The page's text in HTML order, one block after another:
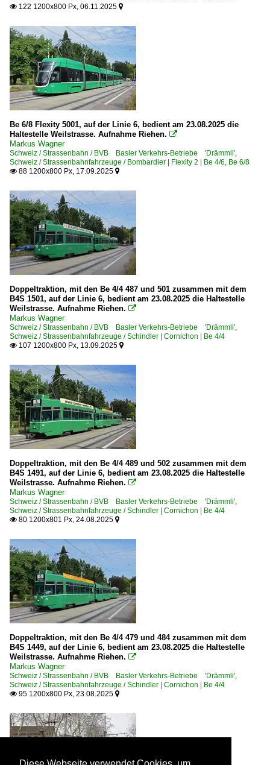
 122 1200x800 Px, 06.11.2025 
Be 6/8 Flexity 5001, auf der Linie 6, bedient am 23.08.2025 die
Haltestelle Weilstrasse. Aufnahme Riehen. 
Markus Wagner
Schweiz / Strassenbahn / BVB Basler Verkehrs-Betriebe 'Drämmli',
Schweiz / Strassenbahnfahrzeuge / Bombardier | Flexity 2 | Be 4/6, Be 6/8
 88 1200x800 Px, 17.09.2025 
Doppeltraktion, mit den Be 4/4 487 und 501 zusammen mit dem
B4S 1501, auf der Linie 6, bedient am 23.08.2025 die Haltestelle
Weilstrasse. Aufnahme Riehen. 
Markus Wagner
Schweiz / Strassenbahn / BVB Basler Verkehrs-Betriebe 'Drämmli',
Schweiz / Strassenbahnfahrzeuge / Schindler | Cornichon | Be 4/4
 107 1200x800 Px, 13.09.2025 
Doppeltraktion, mit den Be 4/4 489 und 502 zusammen mit dem
B4S 1491, auf der Linie 6, bedient am 23.08.2025 die Haltestelle
Weilstrasse. Aufnahme Riehen. 
Markus Wagner
Schweiz / Strassenbahn / BVB Basler Verkehrs-Betriebe 'Drämmli',
Schweiz / Strassenbahnfahrzeuge / Schindler | Cornichon | Be 4/4
 80 1200x801 Px, 24.08.2025 
Doppeltraktion, mit den Be 4/4 479 und 484 zusammen mit dem
B4S 1449, auf der Linie 6, bedient am 23.08.2025 die Haltestelle
Weilstrasse. Aufnahme Riehen. 
Markus Wagner
Schweiz / Strassenbahn / BVB Basler Verkehrs-Betriebe 'Drämmli',
Schweiz / Strassenbahnfahrzeuge / Schindler | Cornichon | Be 4/4
 95 1200x800 Px, 23.08.2025 